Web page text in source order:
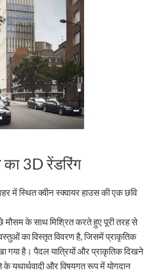
का 3D रेंडरिंग
में स्थित क्वीन स्क्वायर हाउस की एक छवि
मौसम के साथ मिश्रित करते हुए पूरी तरह से
का विस्तृत विवरण है, जिसमें प्राकृतिक
गया है। पैदल यात्रियों और प्राकृतिक दिखने
के यथार्थवादी और विषयगत रूप में योगदान